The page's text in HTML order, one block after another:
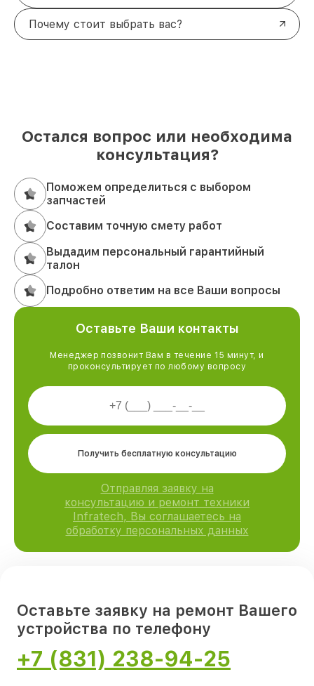
Почему стоит выбрать вас?
Остался вопрос или необходима
консультация?
Поможем определиться с выбором
запчастей
Составим точную смету работ
Выдадим персональный гарантийный
талон
Подробно ответим на все Ваши вопросы
Оставьте Ваши контакты
Менеджер позвонит Вам в течение 15 минут, и
проконсультирует по любому вопросу
Получить бесплатную консультацию
Отправляя заявку на
консультацию и ремонт техники
Infratech, Вы соглашаетесь на
обработку персональных данных
Оставьте заявку на ремонт Вашего
устройства по телефону
+7 (831) 238-94-25